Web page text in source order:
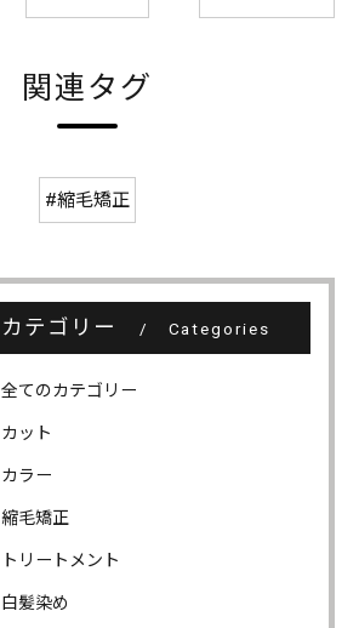
関連タグ
#縮毛矯正
カテゴリー Categories
全てのカテゴリー
カット
カラー
縮毛矯正
トリートメント
白髪染め